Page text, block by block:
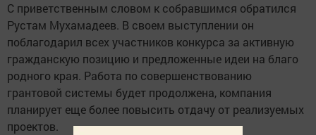
С приветственным словом к собравшимся обратился
Рустам Мухамадеев. В своем выступлении он
поблагодарил всех участников конкурса за активную
гражданскую позицию и предложенные идеи на благо
родного края. Работа по совершенствованию
грантовой системы будет продолжена, компания
планирует еще более повысить отдачу от реализуемых
проектов.